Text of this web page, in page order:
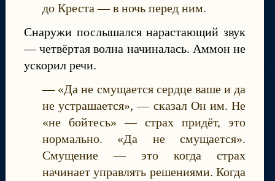
до Креста — в ночь перед ним.
Снаружи послышался нарастающий звук
— четвёртая волна начиналась. Аммон не
ускорил речи.
— «Да не смущается сердце ваше и да
не устрашается», — сказал Он им. Не
«не бойтесь» — страх придёт, это
нормально. «Да не смущается».
Смущение — это когда страх
начинает управлять решениями. Когда